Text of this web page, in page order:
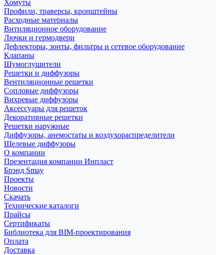
Хомуты
Профили, траверсы, кронштейны
Расходные материалы
Внтиляционное оборудование
Лючки и гермодвери
Дефлекторы, зонты, фильтры и сетевое оборудование
Клапаны
Шумоглушители
Решетки и диффузоры
Вентиляционные решетки
Сопловые диффузоры
Вихревые диффузоры
Аксессуары для решеток
Декоративные решетки
Решетки наружные
Диффузоры, анемостаты и воздухораспределители
Щелевые диффузоры
О компании
Презентация компании Инпласт
Брэнд Smay
Проекты
Новости
Скачать
Технические каталоги
Прайсы
Сертификаты
Библиотека для BIM-проектирования
Оплата
Доставка